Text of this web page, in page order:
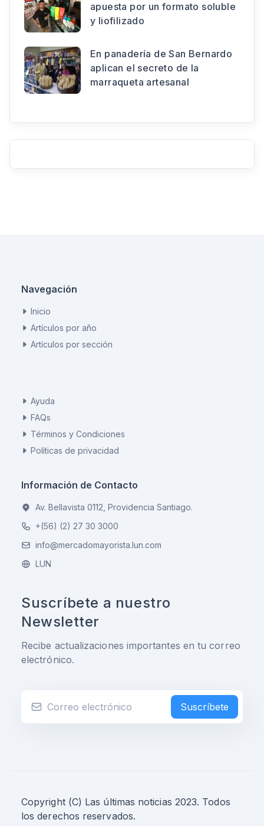
apuesta por un formato soluble
y liofilizado
En panadería de San Bernardo
aplican el secreto de la
marraqueta artesanal
Navegación
Inicio
Artículos por año
Artículos por sección
Ayuda
FAQs
Términos y Condiciones
Políticas de privacidad
Información de Contacto
Av. Bellavista 0112, Providencia Santiago.
+(56) (2) 27 30 3000
info@mercadomayorista.lun.com
LUN
Suscríbete a nuestro
Newsletter
Recibe actualizaciones importantes en tu correo
electrónico.
Suscríbete
Copyright (C) Las últimas noticias 2023. Todos
los derechos reservados.